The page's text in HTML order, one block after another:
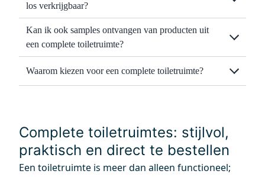
los verkrijgbaar?
Kan ik ook samples ontvangen van producten uit
een complete toiletruimte?
Waarom kiezen voor een complete toiletruimte?
Complete toiletruimtes: stijlvol,
praktisch en direct te bestellen
Een toiletruimte is meer dan alleen functioneel;